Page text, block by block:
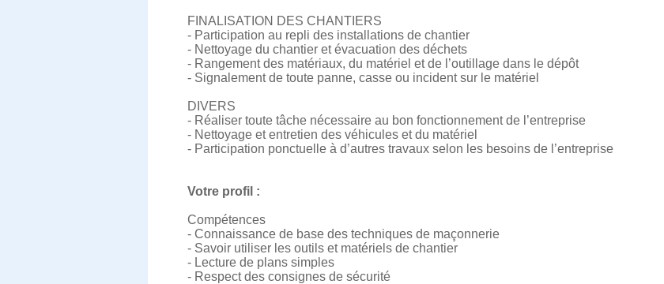
FINALISATION DES CHANTIERS
- Participation au repli des installations de chantier
- Nettoyage du chantier et évacuation des déchets
- Rangement des matériaux, du matériel et de l’outillage dans le dépôt
- Signalement de toute panne, casse ou incident sur le matériel
DIVERS
- Réaliser toute tâche nécessaire au bon fonctionnement de l’entreprise
- Nettoyage et entretien des véhicules et du matériel
- Participation ponctuelle à d’autres travaux selon les besoins de l’entreprise
Votre profil :
Compétences
- Connaissance de base des techniques de maçonnerie
- Savoir utiliser les outils et matériels de chantier
- Lecture de plans simples
- Respect des consignes de sécurité